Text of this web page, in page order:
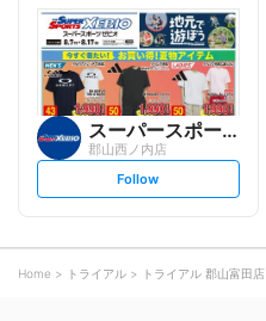
l
o
w
スーパースポーツゼビオ
郡山西ノ内店
s
t
o
w
Follow
Home トライアル トライアル 郡山富田店